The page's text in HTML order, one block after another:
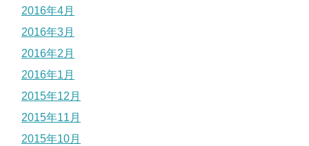
2016年4月
2016年3月
2016年2月
2016年1月
2015年12月
2015年11月
2015年10月